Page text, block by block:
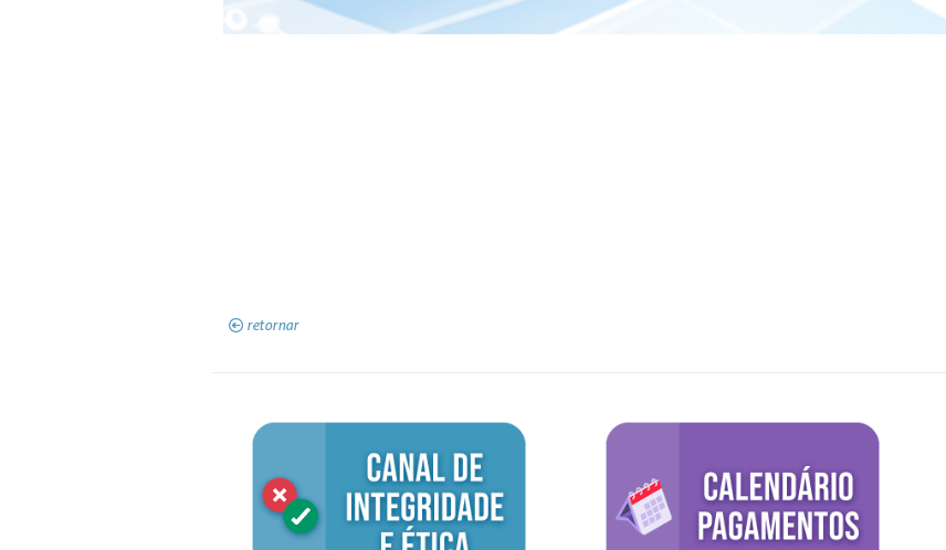
retornar